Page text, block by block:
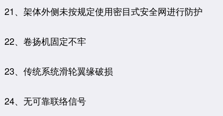
21、架体外侧未按规定使用密目式安全网进行防护
22、卷扬机固定不牢
23、传统系统滑轮翼缘破损
24、无可靠联络信号